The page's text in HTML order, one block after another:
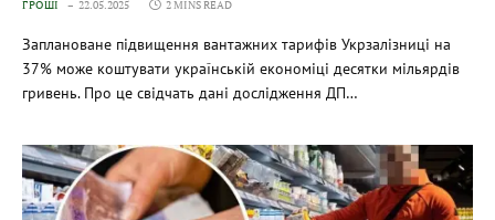
ГРОШІ 22.05.2025 2 MINS READ
Заплановане підвищення вантажних тарифів Укрзалізниці на
37% може коштувати українській економіці десятки мільярдів
гривень. Про це свідчать дані дослідження ДП…